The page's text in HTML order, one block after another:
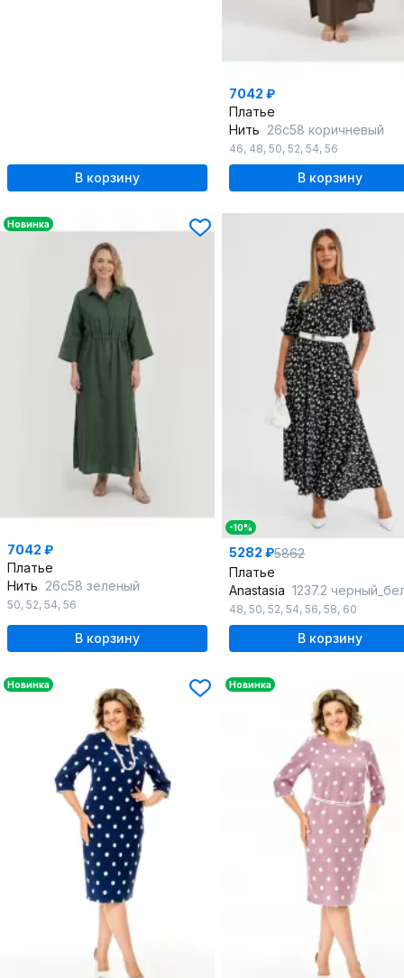
В корзину
7042 ₽
Платье
Нить 26с58 коричневый
46, 48, 50, 52, 54, 56
В корзину
Новинка
7042 ₽
Платье
Нить 26с58 зеленый
50, 52, 54, 56
В корзину
-10%
5282 ₽5862
Платье
Anastasia 1237.2
48, 50, 52, 54, 56, 58, 60
В корзину
Новинка Новинка